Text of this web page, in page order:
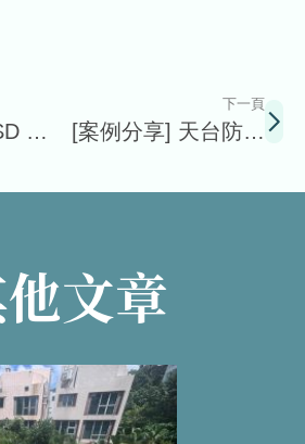
建
下一頁
[案例分享] 天台防水
水新方法
文章